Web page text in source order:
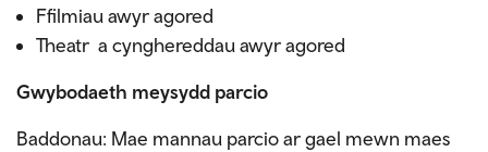
Ffilmiau awyr agored
Theatr a cynghereddau awyr agored
Gwybodaeth meysydd parcio
Baddonau: Mae mannau parcio ar gael mewn maes